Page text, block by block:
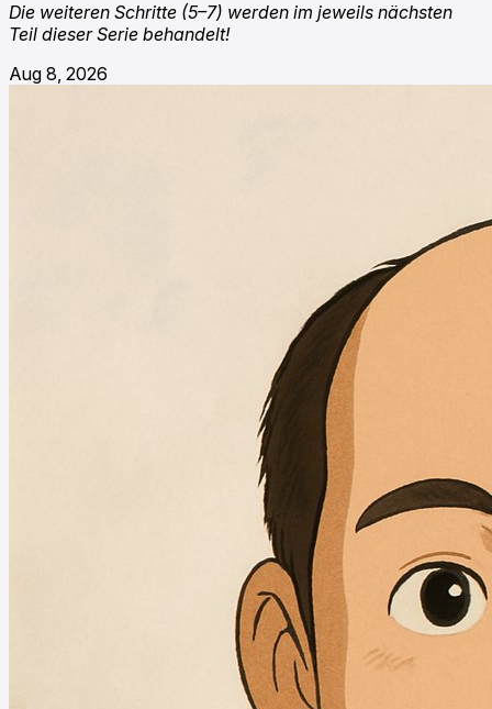
Die weiteren Schritte (5–7) werden im jeweils nächsten
Teil dieser Serie behandelt!
Aug 8, 2026